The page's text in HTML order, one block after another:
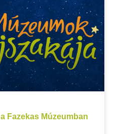
Fazekas Múzeumban